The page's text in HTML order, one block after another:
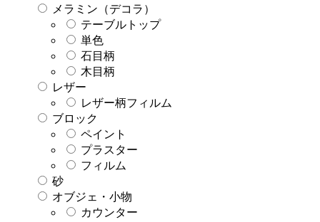
メラミン（デコラ）
テーブルトップ
単色
石目柄
木目柄
レザー
レザー柄フィルム
ブロック
ペイント
プラスター
フィルム
砂
オブジェ・小物
カウンター